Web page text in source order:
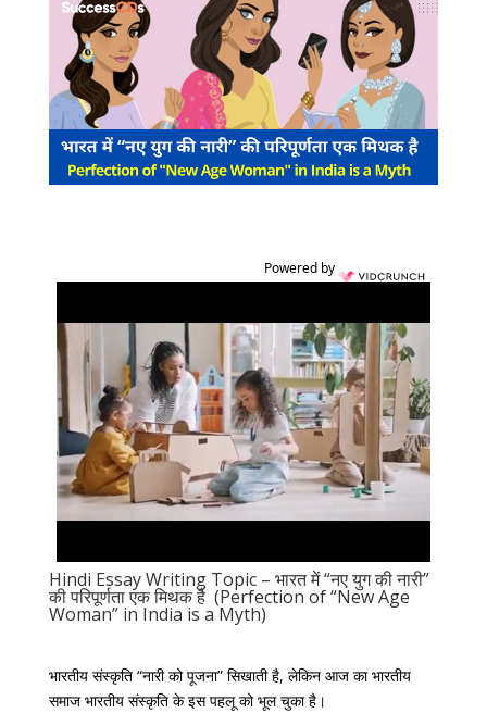
Powered by
Hindi Essay Writing Topic – भारत में “नए युग की नारी”
की परिपूर्णता एक मिथक है (Perfection of “New Age
Woman” in India is a Myth)
भारतीय संस्कृति “नारी को पूजना” सिखाती है, लेकिन आज का भारतीय
समाज भारतीय संस्कृति के इस पहलू को भूल चुका है।